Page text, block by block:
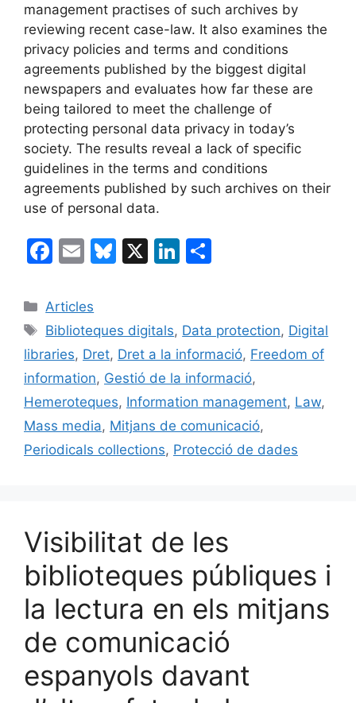
management practises of such archives by
reviewing recent case-law. It also examines the
privacy policies and terms and conditions
agreements published by the biggest digital
newspapers and evaluates how far these are
being tailored to meet the challenge of
protecting personal data privacy in today’s
society. The results reveal a lack of specific
guidelines in the terms and conditions
agreements published by such archives on their
use of personal data.
F
c
e
b
o
o
k
E
ai
l
Bl
s
k
y
X
Li
e
dI
n
p
ar
te
ix
Categories
Articles
Etiquetes
Biblioteques digitals, Data protection, Digital
libraries, Dret, Dret a la informació, Freedom of
information, Gestió de la informació,
Hemeroteques, Information management, Law,
Mass media, Mitjans de comunicació,
Periodicals collections, Protecció de dades
Visibilitat de les
biblioteques públiques i
la lectura en els mitjans
de comunicació
espanyols davant